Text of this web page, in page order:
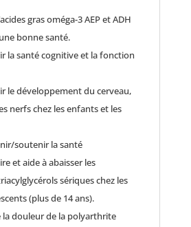
gras oméga-3 AEP et ADH
bonne santé.
la santé cognitive et la fonction
le développement du cerveau,
nerfs chez les enfants et les
soutenir la santé
et aide à abaisser les
sériques chez les
(plus de 14 ans).
la douleur de la polyarthrite